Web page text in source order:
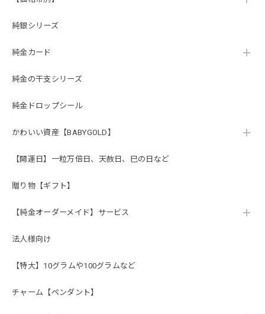
純銀シリーズ
純金カード
純金の干支シリーズ
純金ドロップシール
かわいい資産【BABYGOLD】
【開運日】一粒万倍日、天赦日、巳の日など
贈り物【ギフト】
【純金オーダーメイド】サービス
法人様向け
【特大】10グラムや100グラムなど
チャーム【ペンダント】